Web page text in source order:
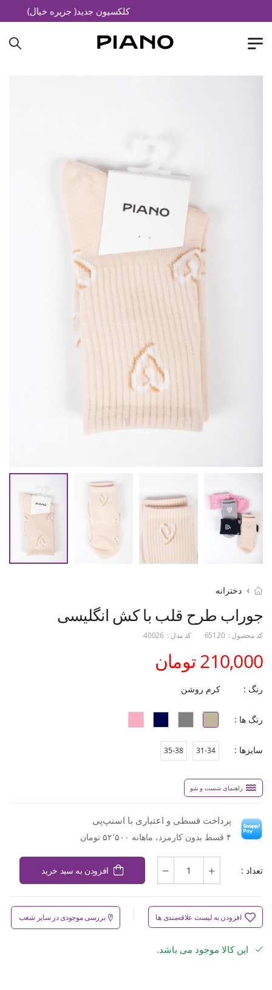
کلکسیون جدید( جزیره خیال)
دخترانه
جوراب طرح قلب با کش انگلیسی
کد محصول : 65120 کد مدل : 40026
210,000 تومان
رنگ : کرم روشن
رنگ ها :
سایزها : 31-34
35-38
راهنمای شست و شو
پرداخت قسطی و اعتباری با اسنپ‌پی
۴ قسط بدون کارمزد، ماهانه ۵۲٬۵۰۰ تومان
تعداد : افزودن به سبد خرید
افزودن به لیست علاقه‌مندی ها بررسی موجودی در سایر شعب
این کالا موجود می باشد.